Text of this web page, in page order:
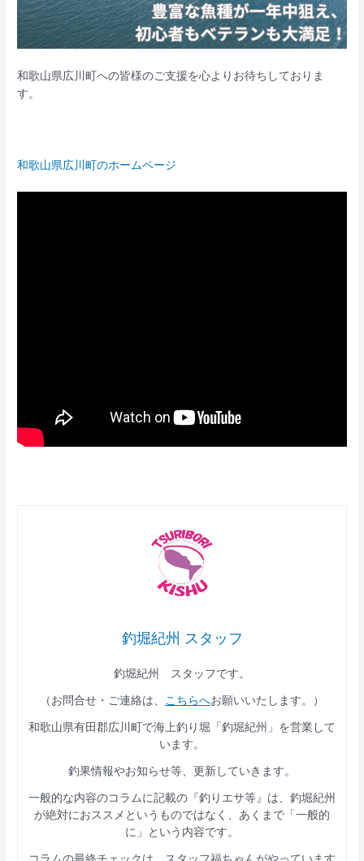
和歌山県広川町への皆様のご支援を心よりお待ちしておりま
す。
和歌山県広川町のホームページ
釣堀紀州 スタッフ
釣堀紀州 スタッフです。
（お問合せ・ご連絡は、
こちらへお願いいたします。）
和歌山県有田郡広川町で海上釣り堀「釣堀紀州」を営業して
います。
釣果情報やお知らせ等、更新していきます。
一般的な内容のコラムに記載の『釣りエサ等』は、釣堀紀州
が絶対におススメというものではなく、あくまで「一般的
に」という内容です。
コラムの最終チェックは、スタッフ福ちゃんがやっています